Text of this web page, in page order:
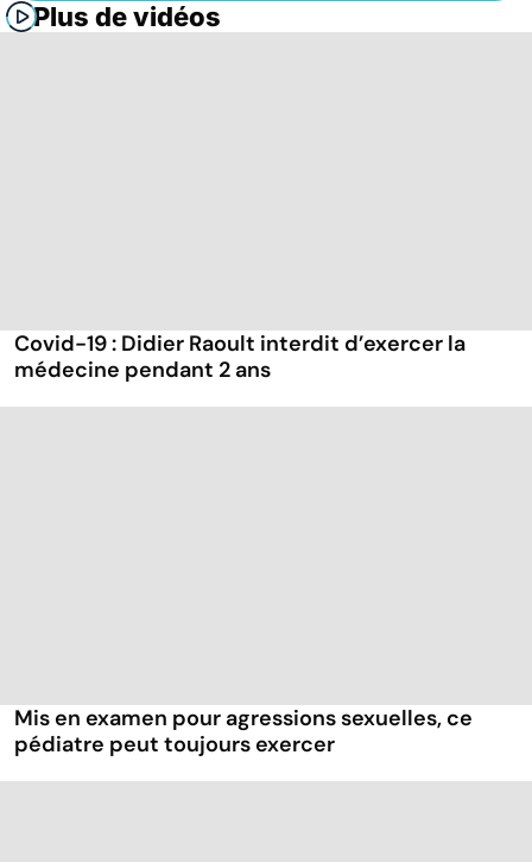
Plus de vidéos
Covid-19 : Didier Raoult interdit d’exercer la
médecine pendant 2 ans
Mis en examen pour agressions sexuelles, ce
pédiatre peut toujours exercer